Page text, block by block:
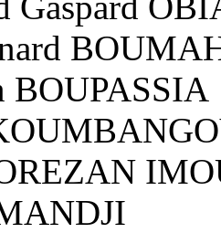
BOUPASSIA